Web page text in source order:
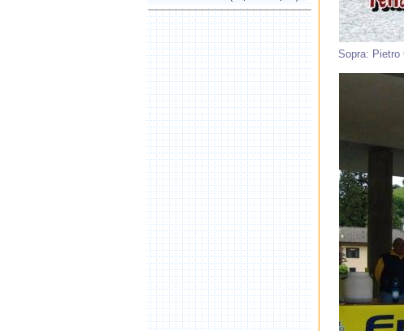
Sopra: Pietro